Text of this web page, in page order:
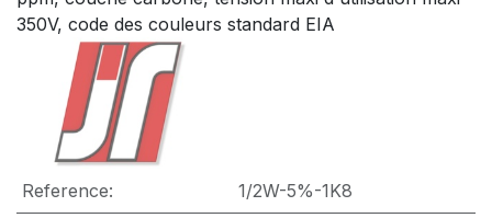
350V, code des couleurs standard EIA
Reference: 1/2W-5%-1K8